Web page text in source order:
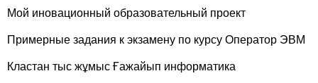
Мой иновационный образовательный проект
Примерные задания к экзамену по курсу Оператор ЭВМ
Кластан тыс жұмыс Ғажайып информатика